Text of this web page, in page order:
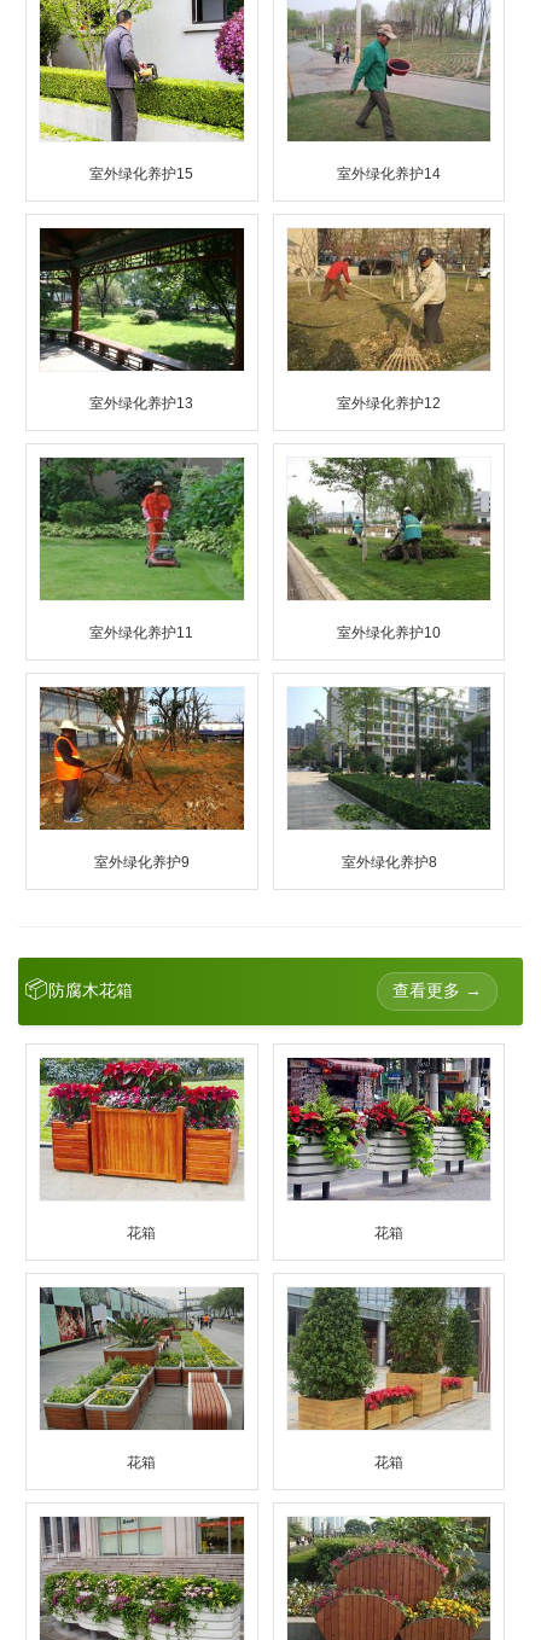
室外绿化养护15 室外绿化养护14
室外绿化养护13 室外绿化养护12
室外绿化养护11 室外绿化养护10
室外绿化养护9 室外绿化养护8
📦防腐木花箱 查看更多 →
花箱 花箱
花箱 花箱